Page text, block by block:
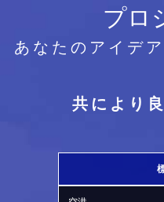
プロ
あなたのアイデ
共により